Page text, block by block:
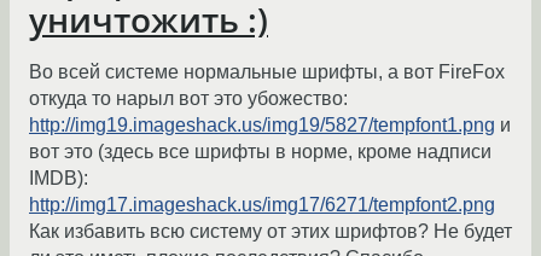
уничтожить :)
Во всей системе нормальные шрифты, а вот FireFox
откуда то нарыл вот это убожество:
http://img19.imageshack.us/img19/5827/tempfont1.png и
вот это (здесь все шрифты в норме, кроме надписи
IMDB):
http://img17.imageshack.us/img17/6271/tempfont2.png
Как избавить всю систему от этих шрифтов? Не будет